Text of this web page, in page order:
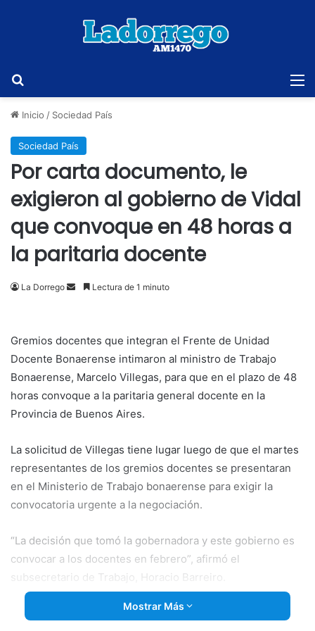
Inicio / Sociedad País
Sociedad País
Por carta documento, le
exigieron al gobierno de Vidal
que convoque en 48 horas a
la paritaria docente
La Dorrego
SendLectura de 1 minuto
Gremios docentes que integran el Frente de Unidad
Docente Bonaerense intimaron al ministro de Trabajo
Bonaerense, Marcelo Villegas, para que en el plazo de 48
horas convoque a la paritaria general docente en la
Provincia de Buenos Aires.
La solicitud de Villegas tiene lugar luego de que el martes
representantes de los gremios docentes se presentaran
en el Ministerio de Trabajo bonaerense para exigir la
convocatoria urgente a la negociación.
“La decisión que tomó la gobernadora y este gobierno es
convocar a los docentes en febrero”, afirmó el
subsecretario de Trabajo, Horacio Barreiro.
Los docentes habían enviado el 23 de enero al Ministerio
Mostrar Más